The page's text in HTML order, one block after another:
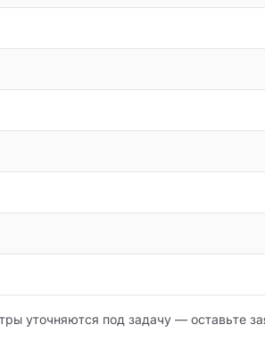
уточняются под задачу — оставьте